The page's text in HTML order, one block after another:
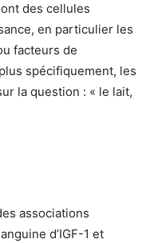
des cellules
en particulier les
facteurs de
spécifiquement, les
la question : « le lait,
associations
d’IGF-1 et